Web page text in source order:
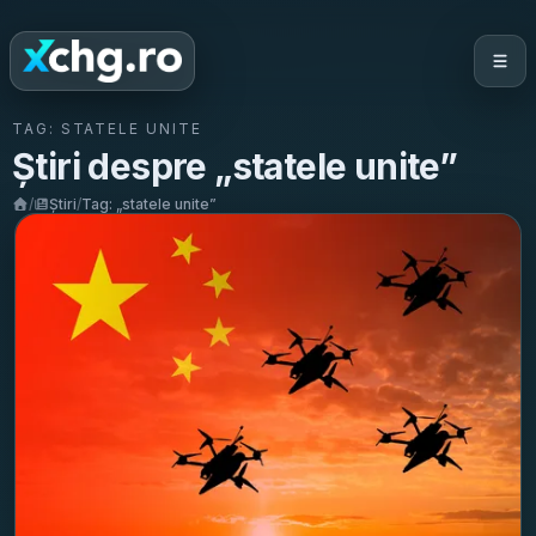
TAG: STATELE UNITE
Știri despre „statele unite”
/ Știri/Tag: „statele unite”